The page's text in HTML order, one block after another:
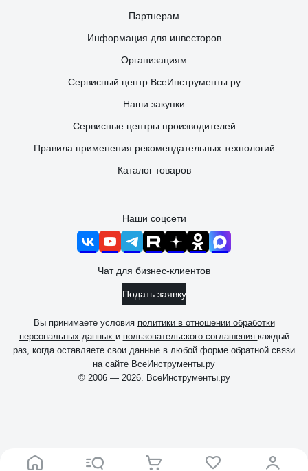
Партнерам
Информация для инвесторов
Организациям
Сервисный центр ВсеИнструменты.ру
Наши закупки
Сервисные центры производителей
Правила применения рекомендательных технологий
Каталог товаров
Наши соцсети
Чат для бизнес-клиентов
Подать заявку
Вы принимаете условия политики в отношении обработки
персональных данных и пользовательского соглашения каждый
раз, когда оставляете свои данные в любой форме обратной связи
на сайте ВсеИнструменты.ру
© 2006 — 2026. ВсеИнструменты.ру